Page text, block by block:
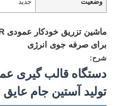
برای صرفه جوی انرژی
شرح:
تولید آستین جام عایق